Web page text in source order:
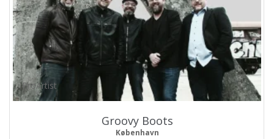
ProArtist
Groovy Boots
København